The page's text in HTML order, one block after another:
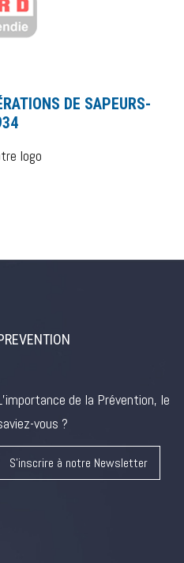
DE SAPEURS-
logo
de la Prévention, le
vous ?
S'inscrire à notre Newsletter